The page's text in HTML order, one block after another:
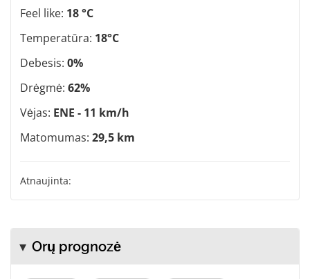
Feel like: 18 °C
Temperatūra: 18°C
Debesis: 0%
Drėgmė: 62%
Vėjas: ENE - 11 km/h
Matomumas: 29,5 km
Atnaujinta:
Orų prognozė